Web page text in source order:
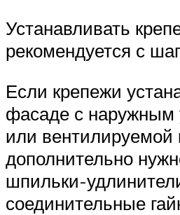
Устанавливать
рекомендуется с
Если крепежи
фасаде с наружным
или вентилируемой
дополнительно
шпильки-
соединительные